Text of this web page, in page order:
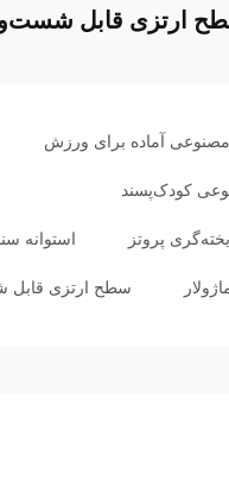
ارتزی قابل
آماده برای ورزش
کودک‌پسند
پروتز استوانه
سطح ارتزی